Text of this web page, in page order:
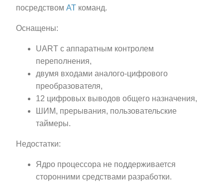
посредством AT команд.
Оснащены:
UART с аппаратным контролем
переполнения,
двумя входами аналого-цифрового
преобразователя,
12 цифровых выводов общего назначения,
ШИМ, прерывания, пользовательские
таймеры.
Недостатки:
Ядро процессора не поддерживается
сторонними средствами разработки.